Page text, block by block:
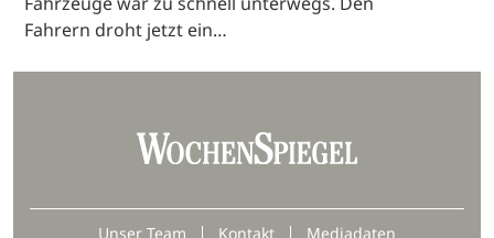
Fahrern droht jetzt ein…
Unser Team Kontakt Mediadaten